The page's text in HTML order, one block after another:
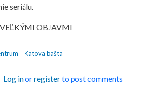
seriálu.
OBJAVMI
Katova bašta
BAŠTA - Časť druhá
Log inorregisterto post comments